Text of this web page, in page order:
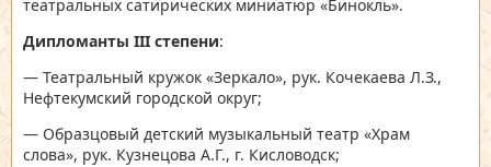
театральных сатирических миниатюр «Бинокль».
Дипломанты III степени:
— Театральный кружок «Зеркало», рук. Кочекаева Л.З.,
Нефтекумский городской округ;
— Образцовый детский музыкальный театр «Храм
слова», рук. Кузнецова А.Г., г. Кисловодск;